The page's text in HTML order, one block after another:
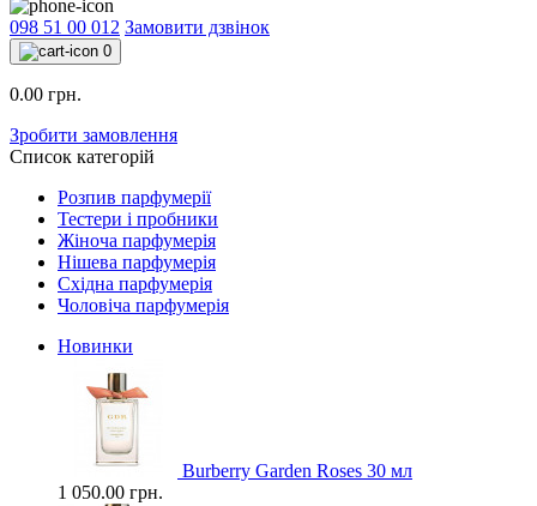
098 51 00 012 Замовити дзвінок
0
0.00 грн.
Зробити замовлення
Список категорій
Розпив парфумерії
Тестери і пробники
Жіноча парфумерія
Нішева парфумерія
Східна парфумерія
Чоловіча парфумерія
Новинки
Burberry Garden Roses 30 мл
1 050.00 грн.